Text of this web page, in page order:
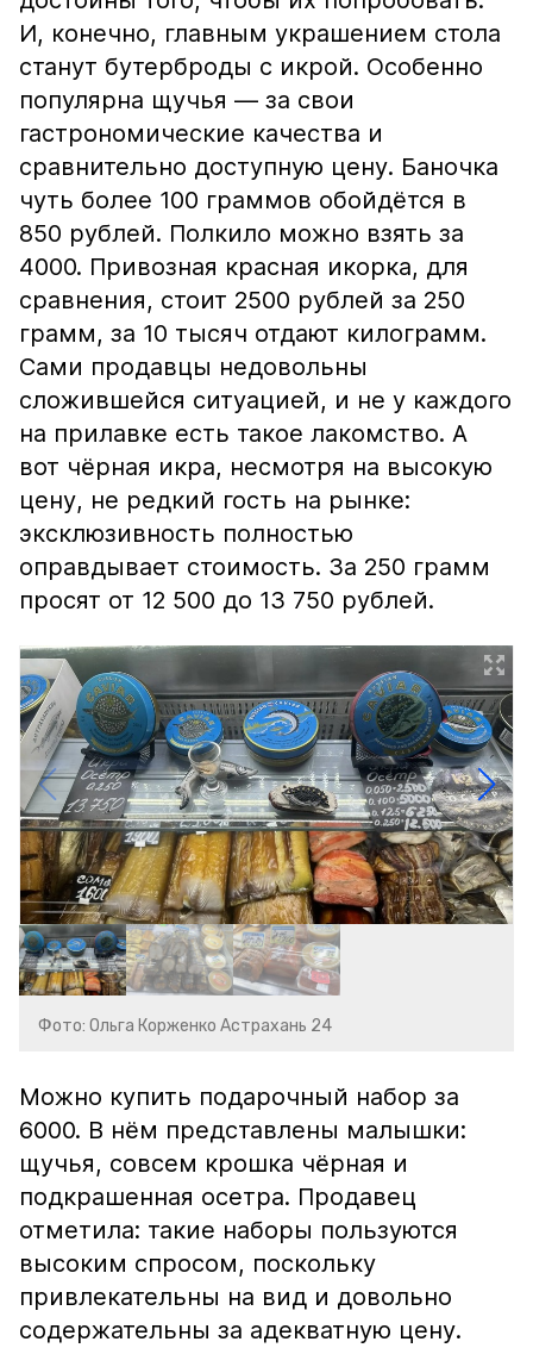
И, конечно, главным украшением стола
станут бутерброды с икрой. Особенно
популярна щучья — за свои
гастрономические качества и
сравнительно доступную цену. Баночка
чуть более 100 граммов обойдётся в
850 рублей. Полкило можно взять за
4000. Привозная красная икорка, для
сравнения, стоит 2500 рублей за 250
грамм, за 10 тысяч отдают килограмм.
Сами продавцы недовольны
сложившейся ситуацией, и не у каждого
на прилавке есть такое лакомство. А
вот чёрная икра, несмотря на высокую
цену, не редкий гость на рынке:
эксклюзивность полностью
оправдывает стоимость. За 250 грамм
просят от 12 500 до 13 750 рублей.
Фото: Ольга Корженко Астрахань 24
Можно купить подарочный набор за
6000. В нём представлены малышки:
щучья, совсем крошка чёрная и
подкрашенная осетра. Продавец
отметила: такие наборы пользуются
высоким спросом, поскольку
привлекательны на вид и довольно
содержательны за адекватную цену.